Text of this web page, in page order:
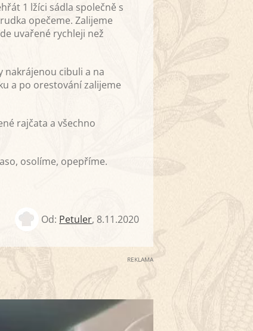
1 lžíci sádla společně s
opečeme. Zalijeme
uvařené rychleji než
nakrájenou cibuli a na
a po orestování zalijeme
rajčata a všechno
osolíme, opepříme.
Od: Petuler, 8.11.2020
REKLAMA